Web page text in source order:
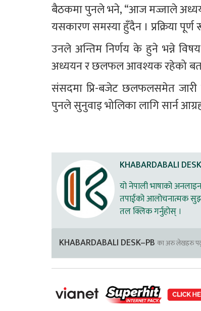
बैठकमा पुनले भने, “आज मज्जाले
यसकारण समस्या हुँदैन । प्रक्रिया
उनले अन्तिम निर्णय के हुने भन्ने
अध्ययन र छलफल आवश्यक रहेको
संसदमा प्रि-बजेट छलफलसमेत जारी
पुनले सुनुवाइ भोलिका लागि सार्न
KHABARDABALI
यो नेपाली भाषाको
तपाईको आलोचनात्मक
तल क्लिक गर्नुहोस् ।
KHABARDABALI DESK–PB का अरु लेखहरु